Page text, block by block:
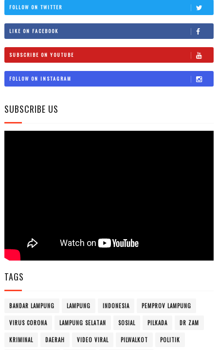
FOLLOW ON TWITTER
LIKE ON FACEBOOK
SUBSCRIBE ON YOUTUBE
FOLLOW ON INSTAGRAM
SUBSCRIBE US
TAGS
BANDAR LAMPUNG LAMPUNG INDONESIA PEMPROV LAMPUNG
VIRUS CORONA LAMPUNG SELATAN SOSIAL PILKADA DR ZAM
KRIMINAL DAERAH VIDEO VIRAL PILWALKOT POLITIK